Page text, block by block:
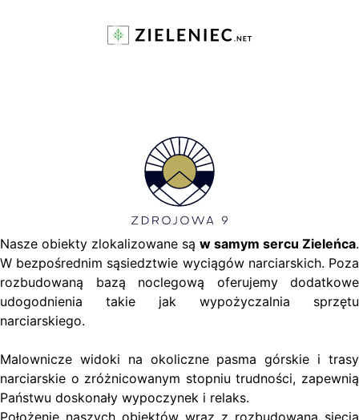
Nasze obiekty zlokalizowane są w samym sercu Zieleńca.
W bezpośrednim sąsiedztwie wyciągów narciarskich. Poza
rozbudowaną bazą noclegową oferujemy dodatkowe
udogodnienia takie jak wypożyczalnia sprzętu
narciarskiego.
Malownicze widoki na okoliczne pasma górskie i trasy
narciarskie o zróżnicowanym stopniu trudności, zapewnią
Państwu doskonały wypoczynek i relaks.
Położenie naszych obiektów wraz z rozbudowaną siecią